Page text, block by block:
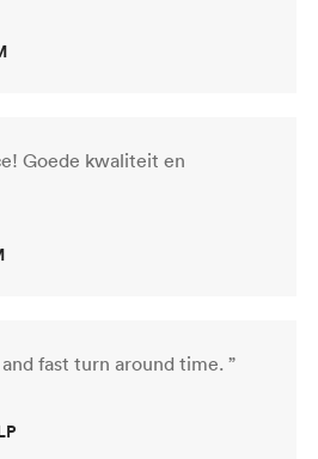
Goede kwaliteit en
fast turn around time. ”